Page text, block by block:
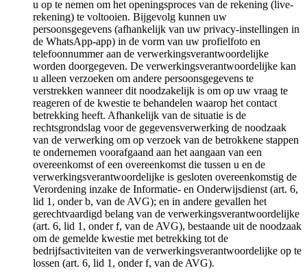
u op te nemen om het openingsproces van de rekening (live-
rekening) te voltooien. Bijgevolg kunnen uw
persoonsgegevens (afhankelijk van uw privacy-instellingen in
de WhatsApp-app) in de vorm van uw profielfoto en
telefoonnummer aan de verwerkingsverantwoordelijke
worden doorgegeven. De verwerkingsverantwoordelijke kan
u alleen verzoeken om andere persoonsgegevens te
verstrekken wanneer dit noodzakelijk is om op uw vraag te
reageren of de kwestie te behandelen waarop het contact
betrekking heeft. Afhankelijk van de situatie is de
rechtsgrondslag voor de gegevensverwerking de noodzaak
van de verwerking om op verzoek van de betrokkene stappen
te ondernemen voorafgaand aan het aangaan van een
overeenkomst of een overeenkomst die tussen u en de
verwerkingsverantwoordelijke is gesloten overeenkomstig de
Verordening inzake de Informatie- en Onderwijsdienst (art. 6,
lid 1, onder b, van de AVG); en in andere gevallen het
gerechtvaardigd belang van de verwerkingsverantwoordelijke
(art. 6, lid 1, onder f, van de AVG), bestaande uit de noodzaak
om de gemelde kwestie met betrekking tot de
bedrijfsactiviteiten van de verwerkingsverantwoordelijke op te
lossen (art. 6, lid 1, onder f, van de AVG).